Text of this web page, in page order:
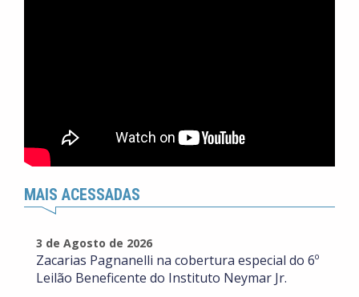
MAIS ACESSADAS
3 de Agosto de 2026
Zacarias Pagnanelli na cobertura especial do 6º
Leilão Beneficente do Instituto Neymar Jr.